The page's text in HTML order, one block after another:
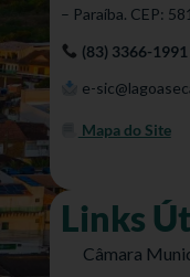
– Paraíba. CEP:
(83) 3366-1991
e-
Mapa do Site
Links
Câmara